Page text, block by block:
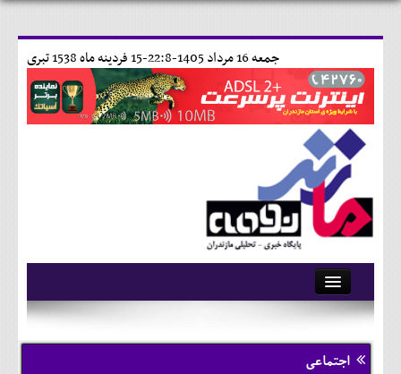
15 فردينه ماه 1538 تبری جمعه 16 مرداد 1405-22:8-
آرشیو
تماس با ما
اجتماعی